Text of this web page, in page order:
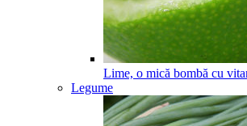
Lime, o mică bombă cu
Legume